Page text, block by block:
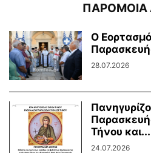
ΠΑΡΟΜΟΙΑ
Ο
28.07.2026
Τήνου και...
24.07.2026